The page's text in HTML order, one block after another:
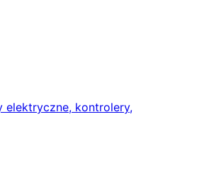
elektryczne, kontrolery,